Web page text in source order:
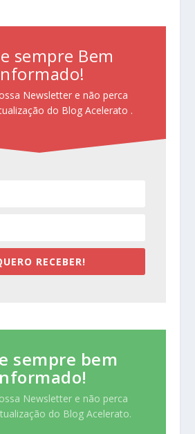
sempre Bem
Newsletter e não perca
do Blog Acelerato .
RECEBER!
sempre bem
Newsletter e não perca
do Blog Acelerato.